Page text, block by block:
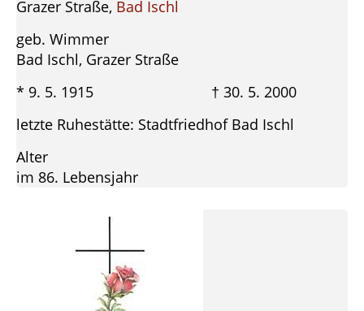
Grazer Straße, Bad Ischl
geb. Wimmer
Bad Ischl, Grazer Straße
* 9. 5. 1915 † 30. 5. 2000
letzte Ruhestätte: Stadtfriedhof Bad Ischl
Alter
im 86. Lebensjahr